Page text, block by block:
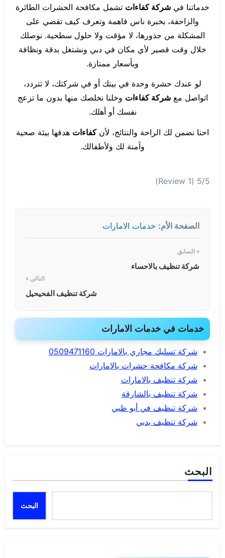
خدماتنا في شركة كفاءات تشمل مكافحة الحشرات الطائرة
والزاحفة، بخبرة ناس فاهمة وتعرف كيف تقضي على
المشكلة من جذورها، لا مؤقت ولا حلول سطحية. نوصلك
خلال وقت قصير لأي مكان في دبي ونشتغل بدقة ونظافة
وبأسعار ممتازة.
لو عندك حشرة وحدة في بيتك أو في شركتك، لا تتردد،
اتواصل معشركة كفاءات وخلنا نخلصك منها بدون ما تزعج
نفسك أو أهلك.
احنا نضمن لك الراحة والنتائج، لأنكفاءات هدفها بيئة صحية
وآمنة لك ولأطفالك.
5/5
(1 Review)
الصفحة الأم: خدمات الامارات
« السابق
شركة تنظيف بالاحساء
التالي »
شركة تنظيف الفحيحيل
خدمات في خدمات الامارات
شركة تسليك مجاري بالامارات 0509471160
شركة مكافحة حشرات بالامارات
شركة تنظيف بالامارات
شركة تنظيف بالشارقة
شركة تنظيف في أبو ظبي
شركة تنظيف بدبي
البحث
البحث